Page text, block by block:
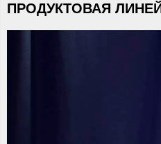
ПРОДУКТОВАЯ